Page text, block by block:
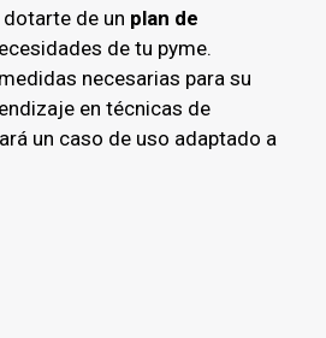
de un plan de
de tu pyme.
necesarias para su
en técnicas de
un caso de uso adaptado a